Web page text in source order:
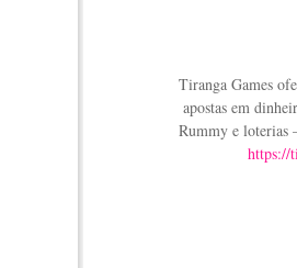
Tiranga Games
apostas em
Rummy e loterias
https://